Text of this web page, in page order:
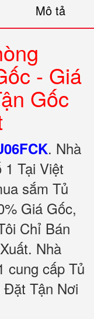
Mô tả
- Giá
Gốc
. Nhà
1 Tại Việt
sắm Tủ
Giá Gốc,
Chỉ Bán
Nhà
cung cấp Tủ
Đặt Tận Nơi